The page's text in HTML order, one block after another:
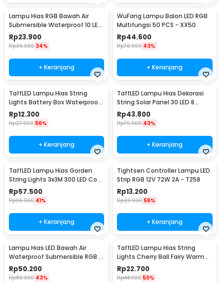
Lampu Hias RGB Bawah Air
Submersible Waterproof 10 LED
with Remote - 13017
Rp23.900
Rp36.000 34%
+ Keranjang
WuFang Lampu Balon LED RGB
Multifungsi 50 PCS - XX50
Rp44.600
Rp76.900 43%
+ Keranjang
TaffLED Lampu Hias String
Lights Battery Box Waterproof
50 LED 5M - G5
Rp12.300
Rp27.900 56%
+ Keranjang
TaffLED Lampu Hias Dekorasi
String Solar Panel 30 LED 8
Mode 6.5M - 896
Rp43.800
Rp75.900 43%
+ Keranjang
TaffLED Lampu Hias Gorden
String Lights 3x3M 300 LED Cool
White 18W - 300L
Rp57.500
Rp96.900 41%
+ Keranjang
Tightsen Controller Lampu LED
Strip RGB 12V 72W 2A - T258
Rp13.200
Rp29.900 56%
+ Keranjang
Lampu Hias LED Bawah Air
Waterproof Submersible RGB 2
PCS with Remote - 13017
Rp50.200
Rp86.900 43%
TaffLED Lampu Hias String
Lights Cherry Ball Fairy Warm
White 5M - LY20W
Rp22.700
Rp44.900 50%